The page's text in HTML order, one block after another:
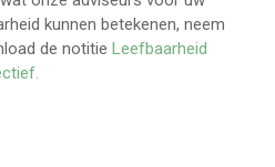
kunnen betekenen, neem
de notitie Leefbaarheid